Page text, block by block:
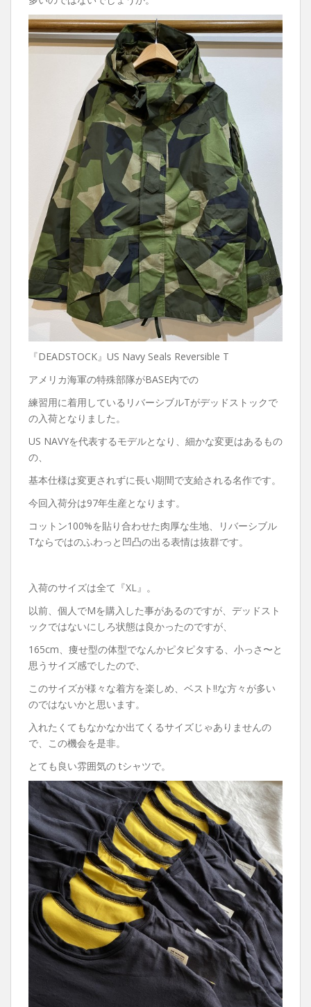
『DEADSTOCK』US Navy Seals Reversible T
アメリカ海軍の特殊部隊がBASE内での
練習用に着用しているリバーシブルTがデッドストックで
の入荷となりました。
US NAVYを代表するモデルとなり、細かな変更はあるもの
の、
基本仕様は変更されずに長い期間で支給される名作です。
今回入荷分は97年生産となります。
コットン100%を貼り合わせた肉厚な生地、リバーシブル
Tならではのふわっと凹凸の出る表情は抜群です。
入荷のサイズは全て『XL』。
以前、個人でMを購入した事があるのですが、デッドスト
ックではないにしろ状態は良かったのですが、
165cm、痩せ型の体型でなんかピタピタする、小っさ〜と
思うサイズ感でしたので、
このサイズが様々な着方を楽しめ、ベスト‼︎な方々が多い
のではないかと思います。
入れたくてもなかなか出てくるサイズじゃありませんの
で、この機会を是非。
とても良い雰囲気の tシャツで。